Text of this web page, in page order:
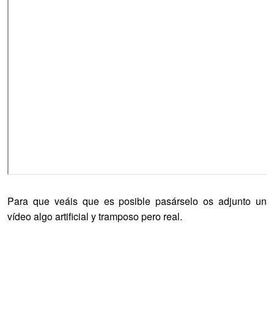
Para que veáis que es posible pasárselo os adjunto un
vídeo algo artificial y tramposo pero real.